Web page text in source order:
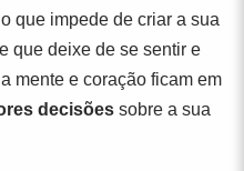
que impede de criar a sua
que deixe de se sentir e
mente e coração ficam em
decisões sobre a sua